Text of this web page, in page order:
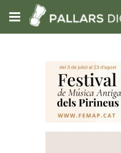
Subscriu-t'hi
Portada